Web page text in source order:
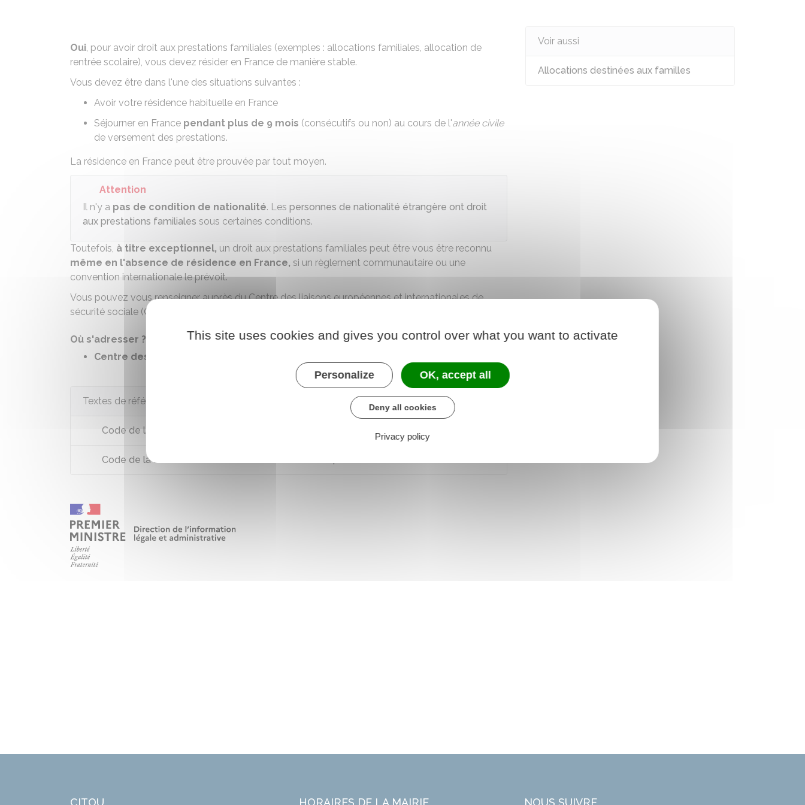
Oui, pour avoir droit aux prestations familiales (exemples : allocations familiales, allocation de
rentrée scolaire), vous devez résider en France de manière stable.
Vous devez être dans l'une des situations suivantes :
Avoir votre résidence habituelle en France
Séjourner en France pendant plus de 9 mois (consécutifs ou non) au cours de l'année civile
de versement des prestations.
La résidence en France peut être prouvée par tout moyen.
Attention
Il n'y a pas de condition de nationalité. Les personnes de nationalité étrangère ont droit
aux prestations familiales sous certaines conditions.
Toutefois, à titre exceptionnel, un droit aux prestations familiales peut être vous être reconnu
même en l'absence de résidence en France, si un règlement communautaire ou une
convention internationale le prévoit.
Vous pouvez vous renseigner auprès du Centre des liaisons européennes et internationales de
sécurité sociale (Cleiss).
Où s'adresser ?
Centre des liaisons européennes et internationales de sécurité sociale (Cleiss)
Textes de référence
Code de la sécurité sociale : article L511-1
Code de la sécurité sociale : articles R111-1 à R111-4
Voir aussi
Allocations destinées aux familles
This site uses cookies and gives you control over what you want to activate
Personalize OK, accept all
Deny all cookies
Privacy policy